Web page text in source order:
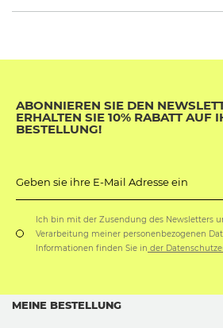
ABONNIEREN SIE DEN
ERHALTEN SIE 10% RABATT AUF
BESTELLUNG!
Geben sie ihre E-Mail Adresse ein
Ich bin mit der Zusendung des Newsletters
Verarbeitung meiner personenbezogenen
Informationen finden Sie in der
MEINE BESTELLUNG